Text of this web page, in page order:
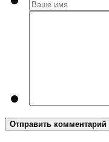
Отправить комментарий